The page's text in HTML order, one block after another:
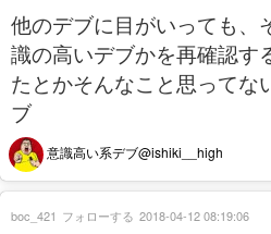
他のデブに目がいっても、
識の高いデブかを再確認す
たとかそんなこと思ってな
ブ
意識高い系デブ@ishiki__high
boc_421 フォローする 2018-04-12 08:19:06